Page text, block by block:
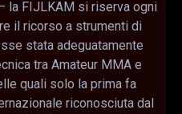
la FIJLKAM si riserva ogni
il ricorso a strumenti di
stata adeguatamente
tra Amateur MMA e
quali solo la prima fa
riconosciuta dal